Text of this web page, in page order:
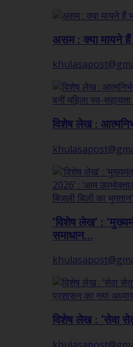
असम : क्या मायने हैं
विशेष लेख :
’विशेष लेख’ :
समाधान...
विशेष लेख : ‘सेवा